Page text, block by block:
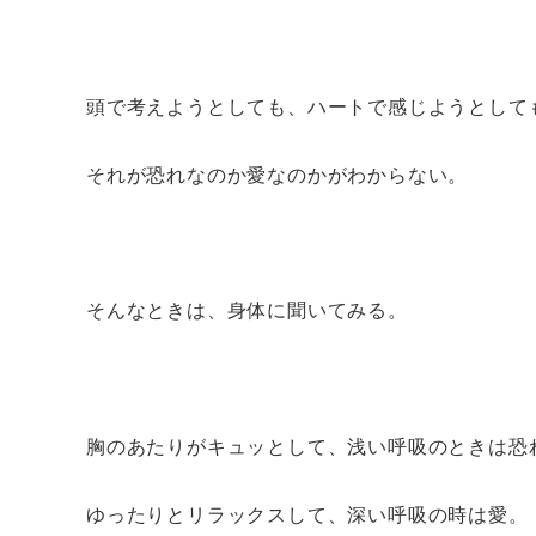
頭で考えようとしても、ハートで感じようとして
それが恐れなのか愛なのかがわからない。
そんなときは、身体に聞いてみる。
胸のあたりがキュッとして、浅い呼吸のときは恐
ゆったりとリラックスして、深い呼吸の時は愛。